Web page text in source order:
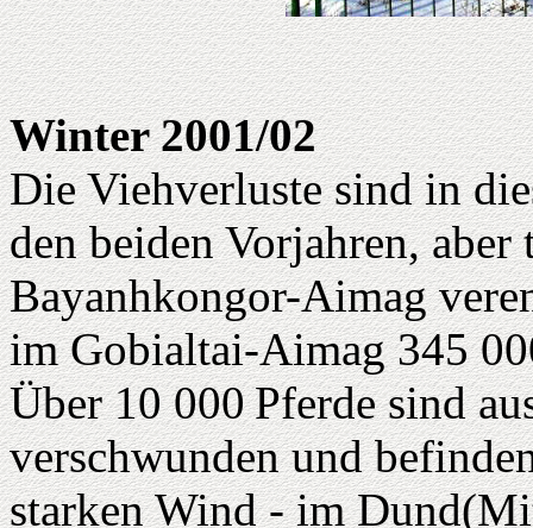
Winter 2001/02
Die Viehverluste sind in
den beiden Vorjahren,
Bayanhkongor-Aimag
im Gobialtai-Aimag 345
Über 10 000Pferde sind
verschwunden und
starken Wind - im